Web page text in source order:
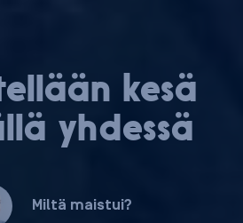
kesä
yhdessä
Miltä maistui?